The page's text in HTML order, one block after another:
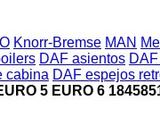
Knorr-Bremse MAN
DAF asientos
cabina DAF espejos
5 EURO 6